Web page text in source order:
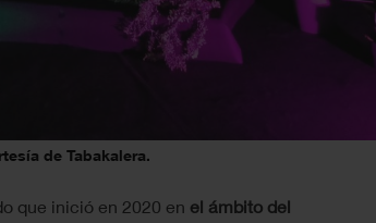
de Tabakalera.
que inició en 2020 en el ámbito del